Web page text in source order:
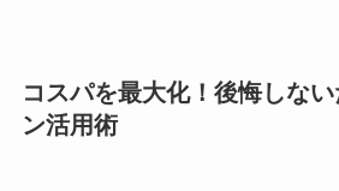
コスパを最大化！後悔しな
ン活用術